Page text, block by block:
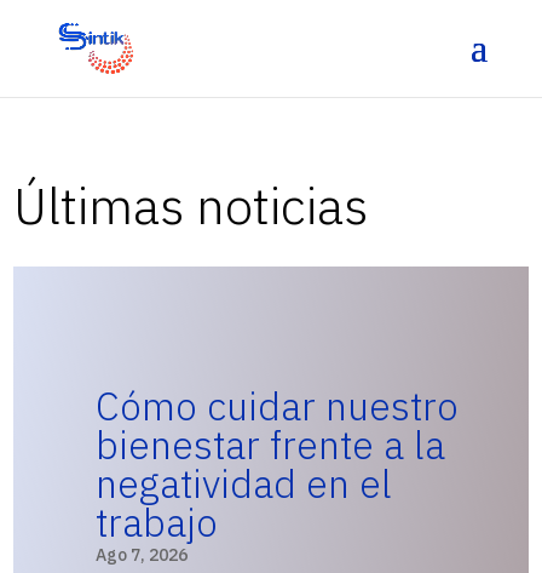
Últimas noticias
Cómo cuidar nuestro
bienestar frente a la
negatividad en el
trabajo
Ago 7, 2026